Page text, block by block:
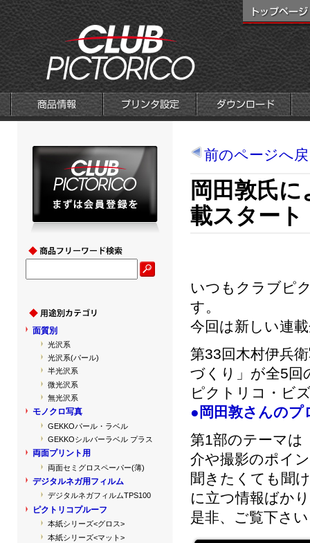
前のページへ
岡田敦氏
載スタート
いつもクラブピ
す。
今回は新しい連
第33回木村伊兵
づくり」が全5回
ピクトリコ・ビ
●岡田敦さんの
第1部のテーマは
介や撮影のポイ
聞きたくても聞
に立つ情報ばか
是非、ご覧下さ
面質別
光沢系
光沢系(パール)
半光沢系
微光沢系
無光沢系
モノクロ写真
GEKKOパール・ラベル
GEKKOシルバーラベル プラス
両面プリント用
両面セミグロスペーパー(薄)
デジタルネガ用フィルム
デジタルネガフィルムTPS100
ピクトリコプルーフ
本紙シリーズ<グロス>
本紙シリーズ<マット>